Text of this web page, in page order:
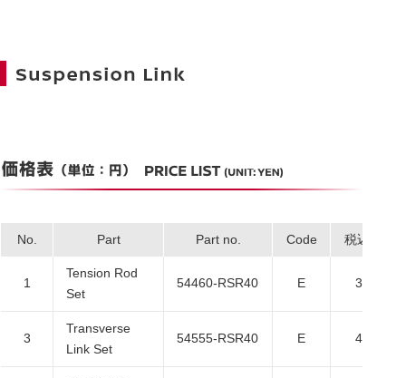
No. Part Part no. Code 税込価格
1
Tension Rod
Set
54460-RSR40 E 36,300
3
Transverse
Link Set
54555-RSR40 E 47,300